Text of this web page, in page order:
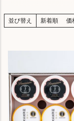
並び替え 新着順 価